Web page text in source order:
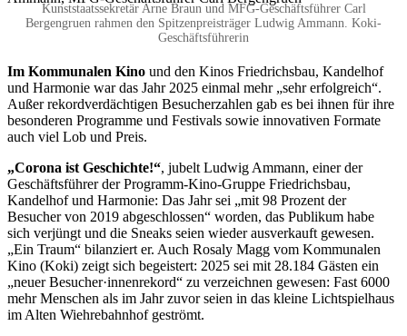
Kunststaatssekretär Arne Braun und MFG-Geschäftsführer Carl
Bergengruen rahmen den Spitzenpreisträger Ludwig Ammann. Koki-
Geschäftsführerin
Im Kommunalen Kino und den Kinos Friedrichsbau, Kandelhof
und Harmonie war das Jahr 2025 einmal mehr „sehr erfolgreich“.
Außer rekordverdächtigen Besucherzahlen gab es bei ihnen für ihre
besonderen Programme und Festivals sowie innovativen Formate
auch viel Lob und Preis.
„Corona ist Geschichte!“, jubelt Ludwig Ammann, einer der
Geschäftsführer der Programm-Kino-Gruppe Friedrichsbau,
Kandelhof und Harmonie: Das Jahr sei „mit 98 Prozent der
Besucher von 2019 abgeschlossen“ worden, das Publikum habe
sich verjüngt und die Sneaks seien wieder ausverkauft gewesen.
„Ein Traum“ bilanziert er. Auch Rosaly Magg vom Kommunalen
Kino (Koki) zeigt sich begeistert: 2025 sei mit 28.184 Gästen ein
„neuer Besucher·innenrekord“ zu verzeichnen gewesen: Fast 6000
mehr Menschen als im Jahr zuvor seien in das kleine Lichtspielhaus
im Alten Wiehrebahnhof geströmt.